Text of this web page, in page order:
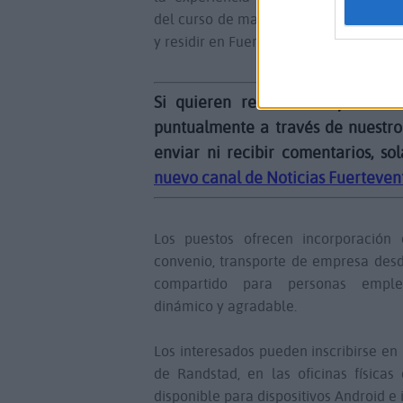
del curso de manipulación de
y residir en Fuerteventura.
Si quieren recibir esta y toda
puntualmente a través de
enviar ni recibir comentarios,
nuevo canal de Noticias
Los puestos ofrecen
convenio, transporte de empresa
compartido para personas
dinámico y agradable.
Los interesados pueden inscribirse
de Randstad, en las oficinas
disponible para dispositivos Android e